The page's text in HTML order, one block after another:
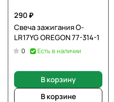
290 ₽
Свеча зажигания O-
LR17YG OREGON 77-314-1
0 Есть в наличии
В корзину
В корзине